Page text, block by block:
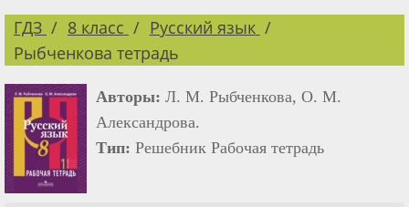
ГДЗ 8 класс
Русский язык
Рыбченкова тетрадь
Авторы: Л. М. Рыбченкова, О. М.
Александрова.
Тип: Решебник Рабочая тетрадь